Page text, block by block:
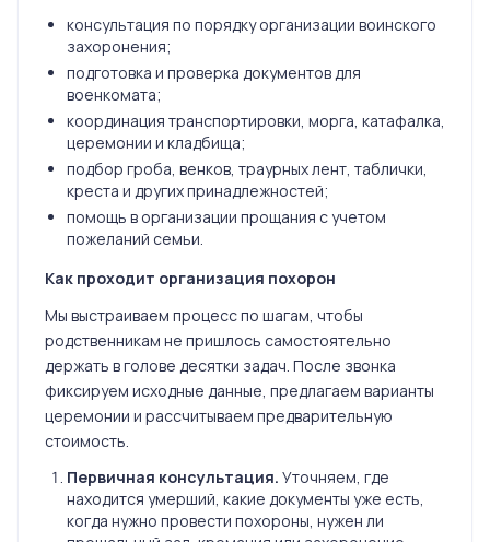
консультация по порядку организации воинского
захоронения;
подготовка и проверка документов для
военкомата;
координация транспортировки, морга, катафалка,
церемонии и кладбища;
подбор гроба, венков, траурных лент, таблички,
креста и других принадлежностей;
помощь в организации прощания с учетом
пожеланий семьи.
Как проходит организация похорон
Мы выстраиваем процесс по шагам, чтобы
родственникам не пришлось самостоятельно
держать в голове десятки задач. После звонка
фиксируем исходные данные, предлагаем варианты
церемонии и рассчитываем предварительную
стоимость.
Первичная консультация. Уточняем, где
находится умерший, какие документы уже есть,
когда нужно провести похороны, нужен ли